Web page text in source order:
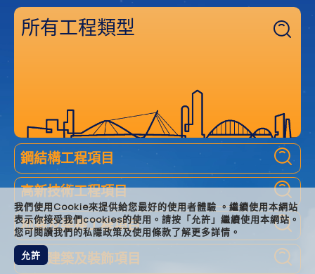
我們使用Cookie來提供給您最好的使用者體驗 。繼續使用本網站
表示你接受我們cookies的使用。請按「允許」繼續使用本網站。
您可閱讀我們的私隱政策及使用條款了解更多詳情。
允許
所有工程類型
鋼結構工程項目
高新技術工程項目
地基及渠務工程項目
樓宇建築及裝飾項目